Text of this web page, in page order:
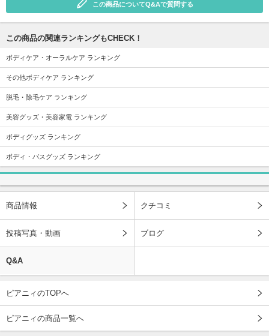
この商品についてQ&Aで質問する
この商品の関連ランキングもCHECK！
ボディケア・オーラルケア ランキング
その他ボディケア ランキング
脱毛・除毛ケア ランキング
美容グッズ・美容家電 ランキング
ボディグッズ ランキング
ボディ・バスグッズ ランキング
商品情報 クチコミ
投稿写真・動画 ブログ
Q&A
ピアニィのTOPへ
ピアニィの商品一覧へ